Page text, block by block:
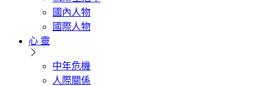
國內人物
國際人物
心 靈
中年危機
人際關係